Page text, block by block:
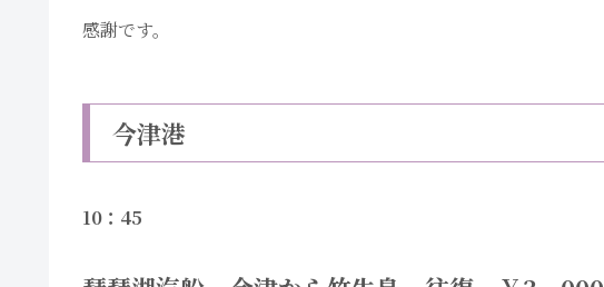
感謝です。
今津港
10：45